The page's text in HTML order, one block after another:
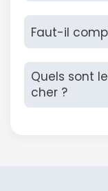
Faut-il
Quels sont
cher ?